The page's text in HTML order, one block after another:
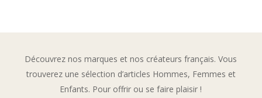
Découvrez nos marques et nos créateurs français. Vous
trouverez une sélection d’articles Hommes, Femmes et
Enfants. Pour offrir ou se faire plaisir !